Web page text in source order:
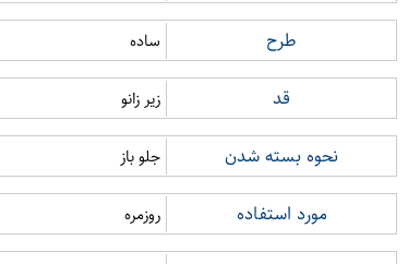
طرح ساده
قد زیر زانو
نحوه بسته شدن جلو باز
مورد استفاده روزمره